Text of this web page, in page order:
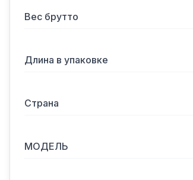
Вес брутто
Длина в упаковке
Страна
МОДЕЛЬ